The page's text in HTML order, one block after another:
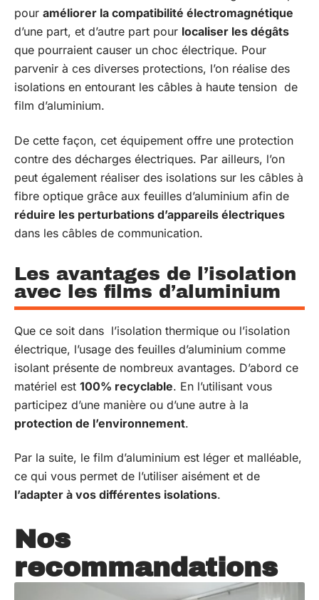
pour améliorer la compatibilité électromagnétique
d’une part, et d’autre part pour localiser les dégâts
que pourraient causer un choc électrique. Pour
parvenir à ces diverses protections, l’on réalise des
isolations en entourant les câbles à haute tension de
film d’aluminium.
De cette façon, cet équipement offre une protection
contre des décharges électriques. Par ailleurs, l’on
peut également réaliser des isolations sur les câbles à
fibre optique grâce aux feuilles d’aluminium afin de
réduire les perturbations d’appareils électriques
dans les câbles de communication.
Les avantages de l’isolation
avec les films d’aluminium
Que ce soit dans l’isolation thermique ou l’isolation
électrique, l’usage des feuilles d’aluminium comme
isolant présente de nombreux avantages. D’abord ce
matériel est 100% recyclable. En l’utilisant vous
participez d’une manière ou d’une autre à la
protection de l’environnement.
Par la suite, le film d’aluminium est léger et malléable,
ce qui vous permet de l’utiliser aisément et de
l’adapter à vos différentes isolations.
Nos
recommandations